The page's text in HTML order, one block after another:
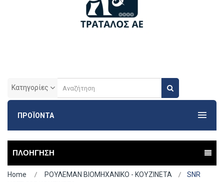
Κατηγορίες
ΠΡΟΪΟΝΤΑ
ΠΛΟΗΓΗΣΗ
Home ΡΟΥΛΕΜΑΝ ΒΙΟΜΗΧΑΝΙΚΟ - ΚΟΥΖΙΝΕΤΑ
SNR